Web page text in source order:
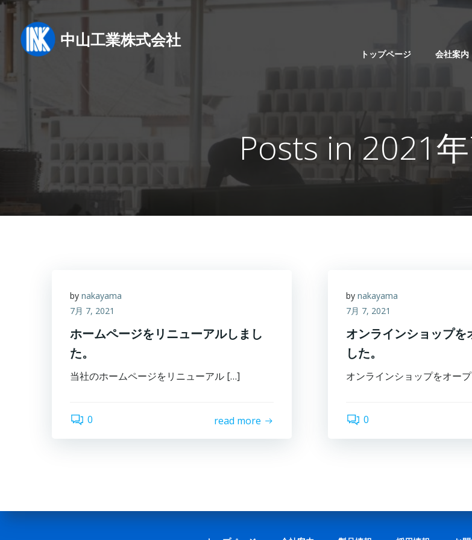
コ
テ
中山工業株式会社
トップページ 会社案内
Posts in 2021
by nakayama
7月 7, 2021
ホームページをリニューアルしまし
た。
当社のホームページをリニューアル […]
0 read more
bynakayama
7月 7, 2021
オンラインショップを
した。
オンラインショップをオー
0